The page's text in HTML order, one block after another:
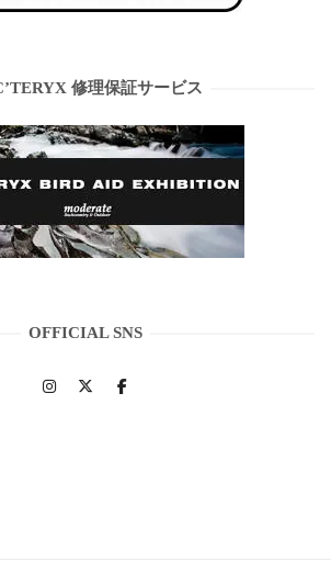
修理保証サービス
OFFICIAL SNS